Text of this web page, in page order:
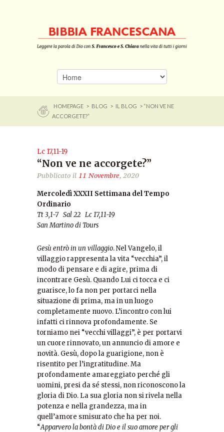
HOMEPAGE > BLOG > IL BLOG
> “NON VE NE
ACCORGETE?”
Lc 17,11-19
“Non ve ne accorgete?”
Pubblicato il 11 Novembre, 2020
Mercoledì XXXII Settimana del Tempo
Ordinario
Tt 3,1-7 Sal 22 Lc 17,11-19
San Martino di Tours
Gesù entrò in un villaggio. Nel Vangelo, il
villaggio rappresenta la vita “vecchia”, il
modo di pensare e di agire, prima di
incontrare Gesù. Quando Lui ci tocca e ci
guarisce, lo fa non per portarci nella
situazione di prima, ma in un luogo
completamente nuovo. L’incontro con lui
infatti ci rinnova profondamente. Se
torniamo nei “vecchi villaggi”, è per portarvi
un cuore rinnovato, un annuncio di amore e
novità. Gesù, dopo la guarigione, non è
risentito per l’ingratitudine. Ma
profondamente amareggiato perché gli
uomini, presi da sé stessi, non riconoscono la
gloria di Dio. La sua gloria non si rivela nella
potenza e nella grandezza, ma in
quell’amore smisurato che ha per noi.
“Apparvero la bontà di Dio e il suo amore per gli